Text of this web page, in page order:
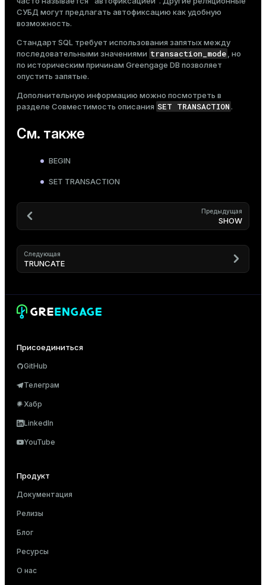
СУБД могут предлагать автофиксацию как удобную
возможность.
Стандарт SQL требует использования запятых между
последовательными значениями transaction_mode , но
по историческим причинам Greengage DB позволяет
опустить запятые.
Дополнительную информацию можно посмотреть в
разделе Совместимость описания SET TRANSACTION .
См. также
BEGIN
SET TRANSACTION
Предыдущая
SHOW
Следующая
TRUNCATE
Присоединиться
GitHub
Телеграм
Хабр
LinkedIn
YouTube
Продукт
Документация
Релизы
Блог
Ресурсы
О нас